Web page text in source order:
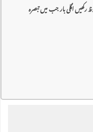
اگلی بار جب میں تبصرہ